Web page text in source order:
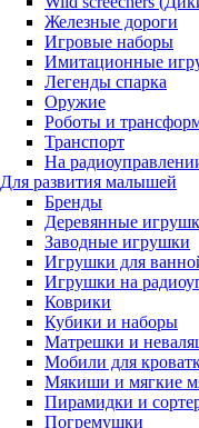
Железные дороги
Игровые наборы
Имитационные
Легенды спарка
Оружие
Роботы и
Транспорт
На
Для развития малышей
Бренды
Деревянные
Заводные игрушки
Игрушки для
Игрушки на
Коврики
Кубики и наборы
Матрешки и
Мобили для
Мякиши и мягкие
Пирамидки и
Погремушки